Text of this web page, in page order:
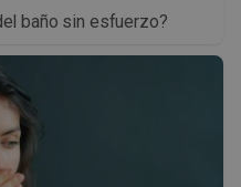
baño sin esfuerzo?